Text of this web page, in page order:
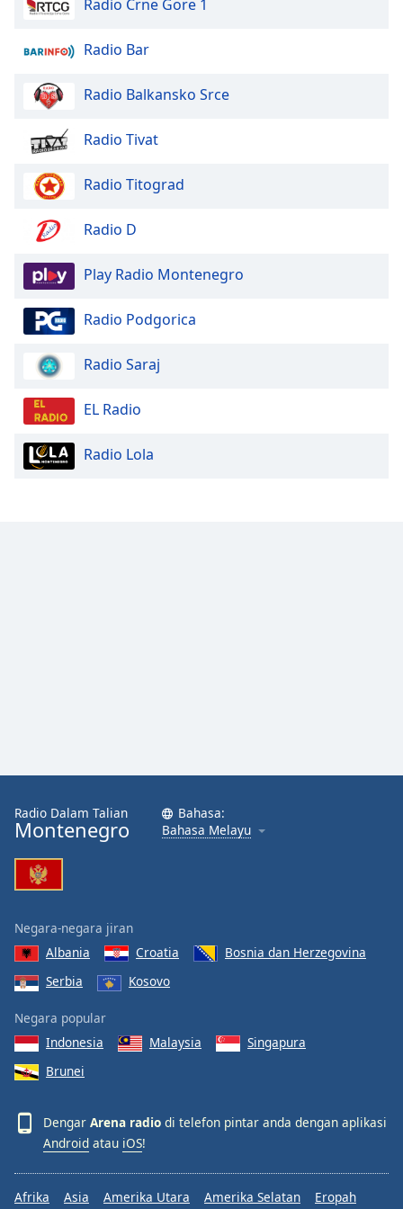
window.
cancel
close
window.
Color
Background
Opacity
Font
Family
Close
Modal
Dialog
End
dialog
window.
Radio Crne Gore 1
Radio Bar
Radio Balkansko Srce
Radio Tivat
Radio Titograd
Radio D
Play Radio Montenegro
Radio Podgorica
Radio Saraj
EL Radio
Radio Lola
Radio Dalam Talian
Montenegro
Bahasa:
Bahasa Melayu
Negara-negara jiran
Albania
Croatia
Bosnia dan Herzegovina
Serbia
Kosovo
Negara popular
Indonesia
Malaysia
Singapura
Brunei
Dengar Arena radio di telefon pintar anda dengan aplikasi
Android atau iOS!
Afrika Asia Amerika Utara Amerika Selatan Eropah